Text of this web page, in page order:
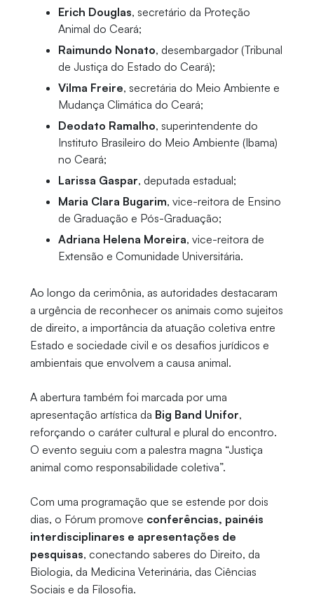
Erich Douglas, secretário da Proteção
Animal do Ceará;
Raimundo Nonato, desembargador (Tribunal
de Justiça do Estado do Ceará);
Vilma Freire, secretária do Meio Ambiente e
Mudança Climática do Ceará;
Deodato Ramalho, superintendente do
Instituto Brasileiro do Meio Ambiente (Ibama)
no Ceará;
Larissa Gaspar, deputada estadual;
Maria Clara Bugarim, vice-reitora de Ensino
de Graduação e Pós-Graduação;
Adriana Helena Moreira, vice-reitora de
Extensão e Comunidade Universitária.
Ao longo da cerimônia, as autoridades destacaram
a urgência de reconhecer os animais como sujeitos
de direito, a importância da atuação coletiva entre
Estado e sociedade civil e os desafios jurídicos e
ambientais que envolvem a causa animal.
A abertura também foi marcada por uma
apresentação artística da Big Band Unifor,
reforçando o caráter cultural e plural do encontro.
O evento seguiu com a palestra magna “Justiça
animal como responsabilidade coletiva”.
Com uma programação que se estende por dois
dias, o Fórum promove conferências, painéis
interdisciplinares e apresentações de
pesquisas, conectando saberes do Direito, da
Biologia, da Medicina Veterinária, das Ciências
Sociais e da Filosofia.